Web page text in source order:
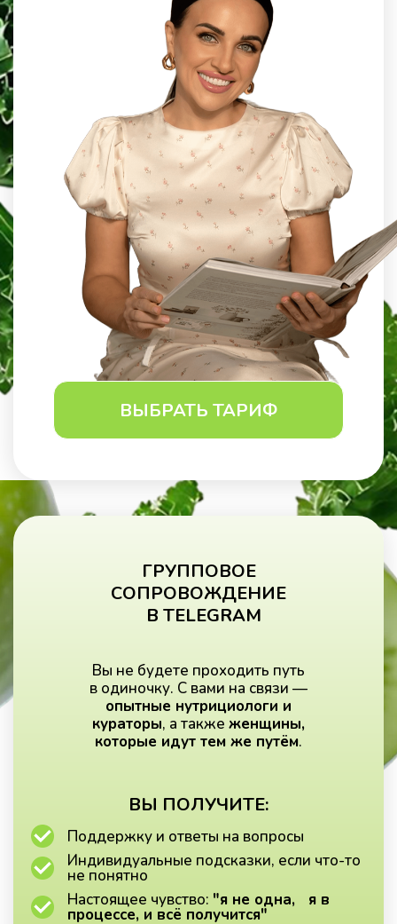
ВЫБРАТЬ ТАРИФ
ГРУППОВОЕ
СОПРОВОЖДЕНИЕ
В TELEGRAM
Вы не будете проходить путь
в одиночку. С вами на связи —
опытные нутрициологи и
кураторы, а также женщины,
которые идут тем же путём.
ВЫ ПОЛУЧИТЕ:
Поддержку и ответы на вопросы
Индивидуальные подсказки, если что-то
не понятно
Настоящее чувство: "я не одна, я в
процессе, и всё получится"